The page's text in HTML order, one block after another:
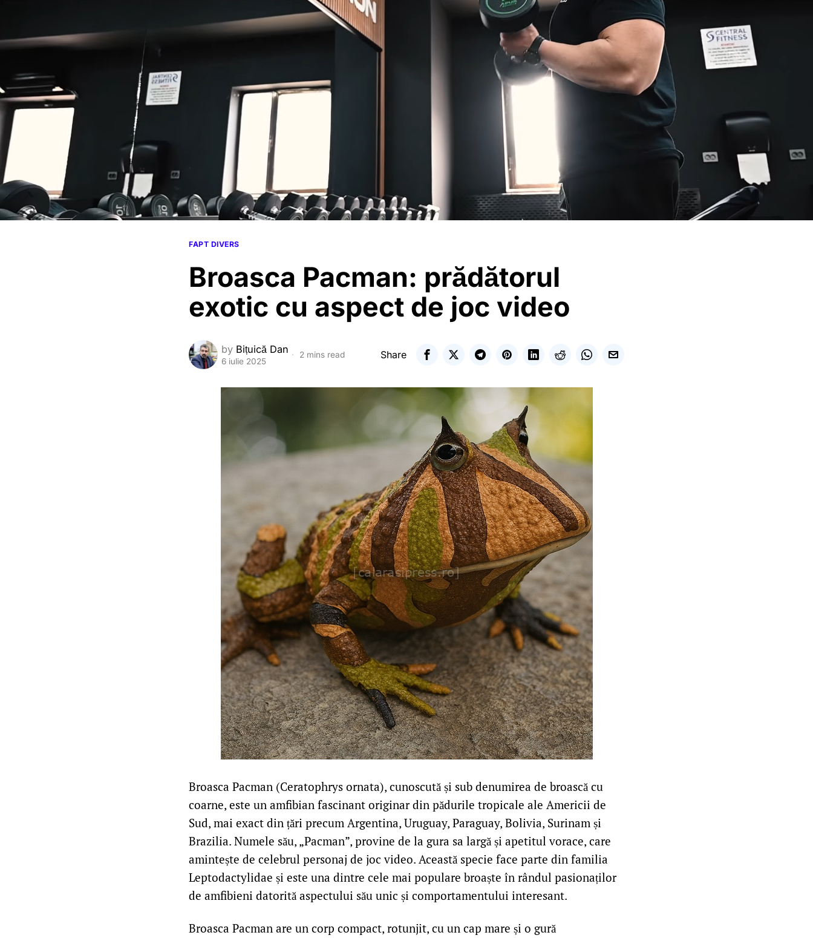
FAPT DIVERS
Broasca Pacman: prădătorul
exotic cu aspect de joc video
by Bițuică Dan
6 iulie 2025
2 mins read Share
Broasca Pacman (Ceratophrys ornata), cunoscută și sub denumirea de broască cu
coarne, este un amfibian fascinant originar din pădurile tropicale ale Americii de
Sud, mai exact din țări precum Argentina, Uruguay, Paraguay, Bolivia, Surinam și
Brazilia. Numele său, „Pacman”, provine de la gura sa largă și apetitul vorace, care
amintește de celebrul personaj de joc video. Această specie face parte din familia
Leptodactylidae și este una dintre cele mai populare broaște în rândul pasionaților
de amfibieni datorită aspectului său unic și comportamentului interesant.
Broasca Pacman are un corp compact, rotunjit, cu un cap mare și o gură